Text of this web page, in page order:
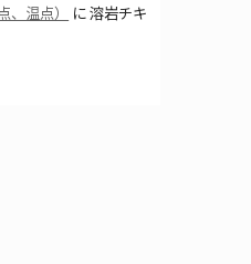
温点）
に溶岩チキ